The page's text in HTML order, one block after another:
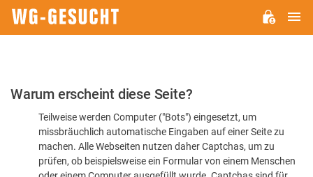
Bitte
dass
Warum erscheint diese Seite?
Teilweise werden Computer ("Bots") eingesetzt, um
missbräuchlich automatische Eingaben auf einer Seite zu
machen. Alle Webseiten nutzen daher Captchas, um zu
prüfen, ob beispielsweise ein Formular von einem Menschen